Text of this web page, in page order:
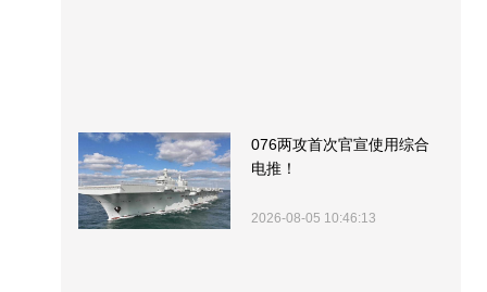
076两攻首次官宣使用综合
电推！
2026-08-05 10:46:13